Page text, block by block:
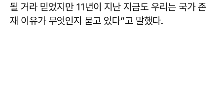
될 거라 믿었지만 11년이 지난 지금도 우리는 국가 존
재 이유가 무엇인지 묻고 있다”고 말했다.